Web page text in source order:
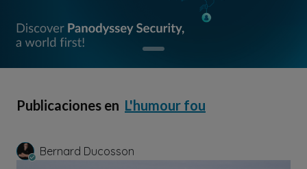
Publicaciones en L'humour fou
Bernard Ducosson